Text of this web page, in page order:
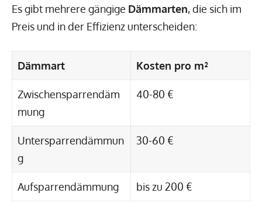
Es gibt mehrere gängige Dämmarten, die sich im
Preis und in der Effizienz unterscheiden:
Dämmart Kosten pro m²
Zwischensparrendäm
mung
40-80 €
Untersparrendämmun
g
30-60 €
Aufsparrendämmung bis zu 200 €